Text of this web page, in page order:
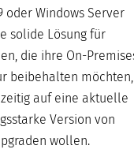
oder Windows Server
solide Lösung für
die ihre On-
beibehalten möchten,
auf eine aktuelle
Version von
wollen.